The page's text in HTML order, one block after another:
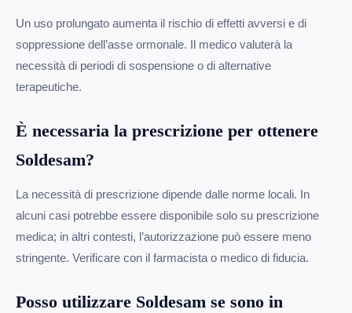
Un uso prolungato aumenta il rischio di effetti avversi e di
soppressione dell’asse ormonale. Il medico valuterà la
necessità di periodi di sospensione o di alternative
terapeutiche.
È necessaria la prescrizione per ottenere
Soldesam?
La necessità di prescrizione dipende dalle norme locali. In
alcuni casi potrebbe essere disponibile solo su prescrizione
medica; in altri contesti, l’autorizzazione può essere meno
stringente. Verificare con il farmacista o medico di fiducia.
Posso utilizzare Soldesam se sono in